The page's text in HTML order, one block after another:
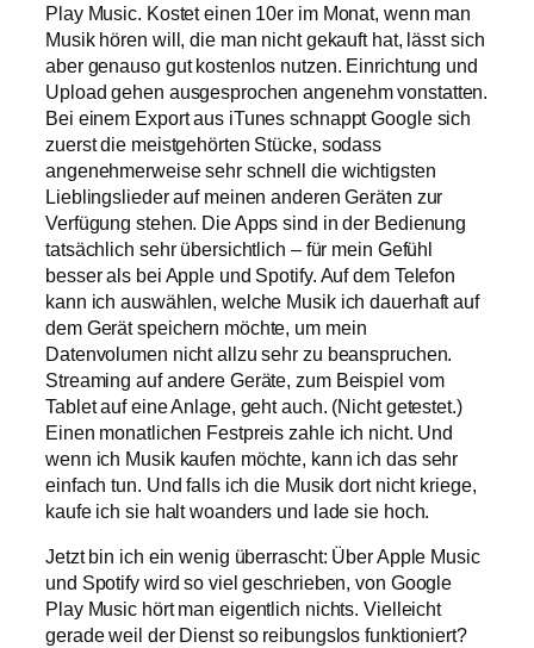
Play Music. Kostet einen 10er im Monat, wenn man
Musik hören will, die man nicht gekauft hat, lässt sich
aber genauso gut kostenlos nutzen. Einrichtung und
Upload gehen ausgesprochen angenehm vonstatten.
Bei einem Export aus iTunes schnappt Google sich
zuerst die meistgehörten Stücke, sodass
angenehmerweise sehr schnell die wichtigsten
Lieblingslieder auf meinen anderen Geräten zur
Verfügung stehen. Die Apps sind in der Bedienung
tatsächlich sehr übersichtlich – für mein Gefühl
besser als bei Apple und Spotify. Auf dem Telefon
kann ich auswählen, welche Musik ich dauerhaft auf
dem Gerät speichern möchte, um mein
Datenvolumen nicht allzu sehr zu beanspruchen.
Streaming auf andere Geräte, zum Beispiel vom
Tablet auf eine Anlage, geht auch. (Nicht getestet.)
Einen monatlichen Festpreis zahle ich nicht. Und
wenn ich Musik kaufen möchte, kann ich das sehr
einfach tun. Und falls ich die Musik dort nicht kriege,
kaufe ich sie halt woanders und lade sie hoch.
Jetzt bin ich ein wenig überrascht: Über Apple Music
und Spotify wird so viel geschrieben, von Google
Play Music hört man eigentlich nichts. Vielleicht
gerade weil der Dienst so reibungslos funktioniert?